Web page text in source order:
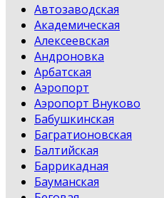
Автозаводская
Академическая
Алексеевская
Андроновка
Арбатская
Аэропорт
Аэропорт Внуково
Бабушкинская
Багратионовская
Балтийская
Баррикадная
Бауманская